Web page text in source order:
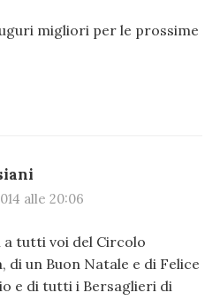
migliori per le prossime
alle 20:06
a tutti voi del Circolo
di un Buon Natale e di Felice
e di tutti i Bersaglieri di